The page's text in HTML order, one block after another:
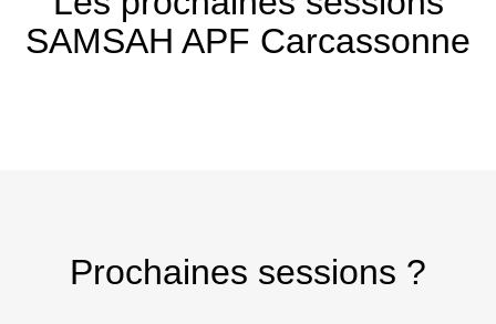
SAMSAH APF Carcassonne
Prochaines sessions ?